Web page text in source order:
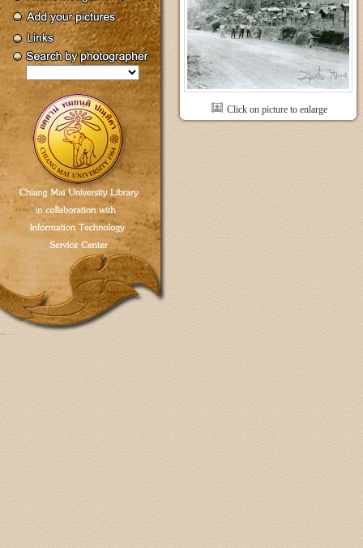
Click on picture to enlarge